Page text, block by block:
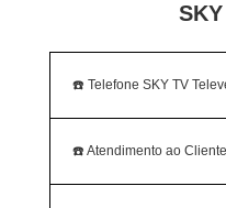
SKY
☎️ Telefone SKY TV
☎️ Atendimento ao